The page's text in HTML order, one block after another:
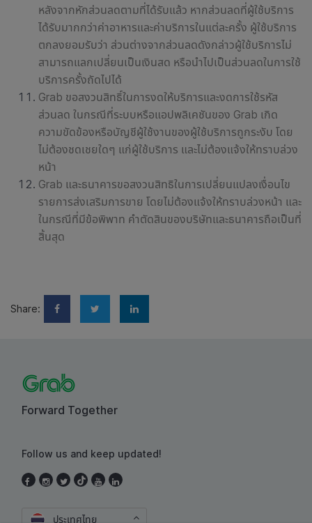
หลังจากหักส่วนลดตามที่ได้รับแล้ว หากส่วนลดที่ผู้ใช้บริการ
ได้รับมากกว่าค่าอาหารและค่าบริการในแต่ละครั้ง ผู้ใช้บริการ
ตกลงยอมรับว่า ส่วนต่างจากส่วนลดดังกล่าวผู้ใช้บริการไม่
สามารถแลกเปลี่ยนเป็นเงินสด หรือนำไปเป็นส่วนลดในการใช้
บริการครั้งถัดไปได้
Grab ขอสงวนสิทธิ์ในการงดให้บริการและงดการใช้รหัส
ส่วนลด ในกรณีที่ระบบหรือแอปพลิเคชันของ Grab เกิด
ความขัดข้องหรือบัญชีผู้ใช้งานของผู้ใช้บริการถูกระงับ โดย
ไม่ต้องชดเชยใดๆ แก่ผู้ใช้บริการ และไม่ต้องแจ้งให้ทราบล่วง
หน้า
Grab และธนาคารขอสงวนสิทธิในการเปลี่ยนแปลงเงื่อนไข
รายการส่งเสริมการขาย โดยไม่ต้องแจ้งให้ทราบล่วงหน้า และ
ในกรณีที่มีข้อพิพาท คำตัดสินของบริษัทและธนาคารถือเป็นที่
สิ้นสุด
Share:
Forward Together
Follow us and keep updated!
ประเทศไทย